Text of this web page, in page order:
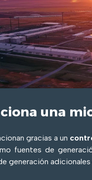
una
gracias a un
fuentes de
generación adicionales